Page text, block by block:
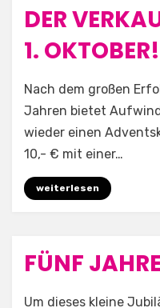
DER
1. OKTOBER!
by Aufwind e.V.
Nach dem großen
Jahren bietet Aufwind
wieder einen
10,- € mit einer…
weiterlesen
Posted
on
17. September 2025
Allgemein
FÜNF
byAufwind e.V.
Um dieses kleine